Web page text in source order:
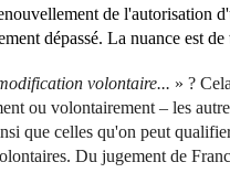
de l'autorisation
dépassé. La nuance est de
volontaire... » ?
ou volontairement – les
que celles qu'on peut
Du jugement de